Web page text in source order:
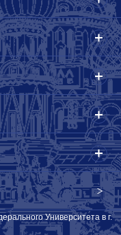
Университета в г.